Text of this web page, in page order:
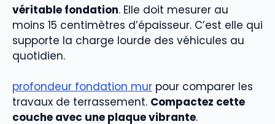
véritable fondation. Elle doit mesurer au
moins 15 centimètres d’épaisseur. C’est elle qui
supporte la charge lourde des véhicules au
quotidien.
profondeur fondation mur pour comparer les
travaux de terrassement. Compactez cette
couche avec une plaque vibrante.